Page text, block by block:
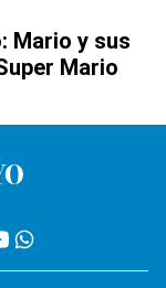
Mario y sus
Mario